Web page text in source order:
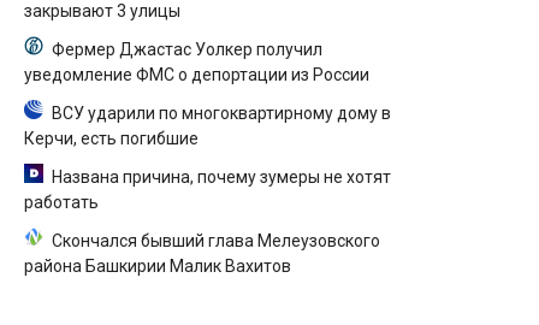
закрывают 3 улицы
Фермер Джастас Уолкер получил
уведомление ФМС о депортации из России
ВСУ ударили по многоквартирному дому в
Керчи, есть погибшие
Названа причина, почему зумеры не хотят
работать
Скончался бывший глава Мелеузовского
района Башкирии Малик Вахитов